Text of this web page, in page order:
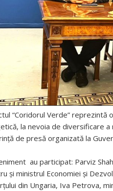
“Coridorul Verde” reprezintă
la nevoia de diversificare
de presă organizată la
au participat: Parviz
și ministrul Economiei și
din Ungaria, Iva Petrova,